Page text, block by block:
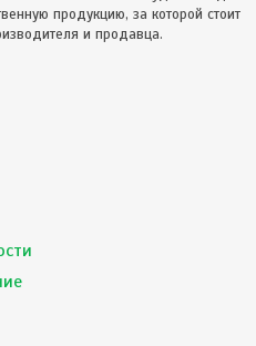
продукцию, за которой стоит
и продавца.